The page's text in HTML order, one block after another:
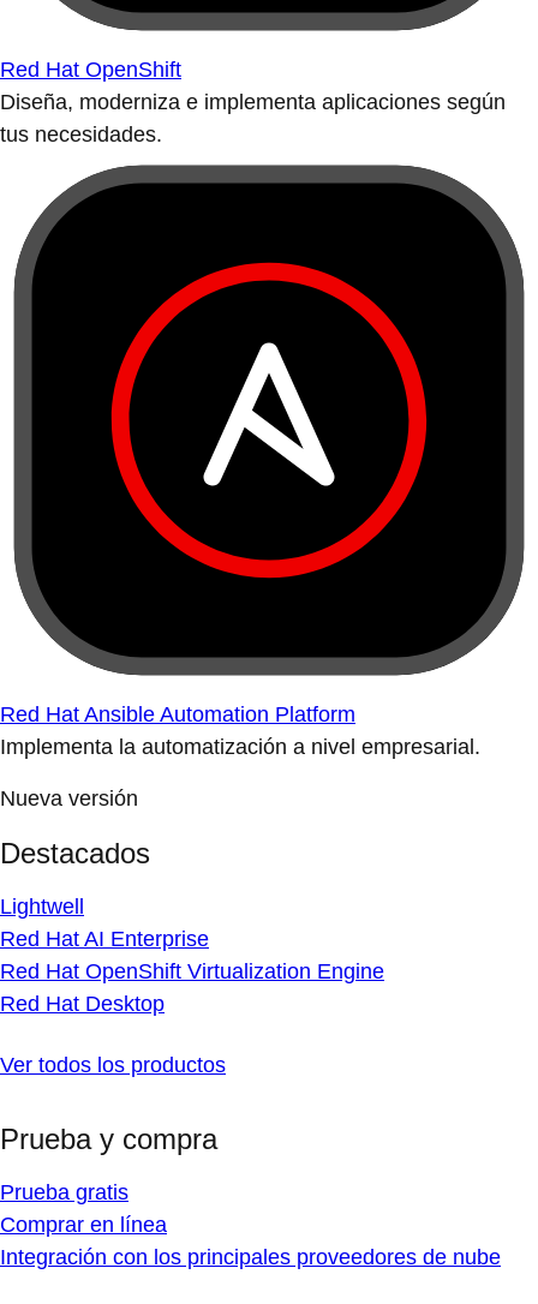
Red Hat OpenShift
Diseña, moderniza e implementa aplicaciones según
tus necesidades.
Red Hat Ansible Automation Platform
Implementa la automatización a nivel empresarial.
Nueva versión
Destacados
Lightwell
Red Hat AI Enterprise
Red Hat OpenShift Virtualization Engine
Red Hat Desktop
Ver todos los productos
Prueba y compra
Prueba gratis
Comprar en línea
Integración con los principales proveedores de nube